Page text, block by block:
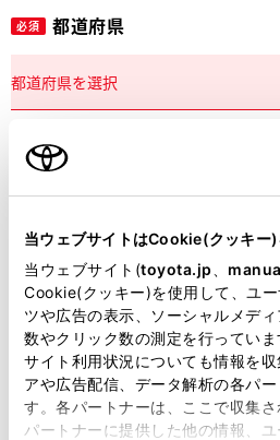
当ウェブサイトはCookie(クッキー)
当ウェブサイト(toyota.jp
Cookie(クッキー)を使用して、ユ
ツや広告の表示、ソーシャルメデ
数やクリック数の測定を行ってい
サイト利用状況についても情報を
アや広告配信、データ解析の各パ
す。各パートナーは、ここで収集
パートナーに提供した他の情報、
必須 都道府県
市区町村名
必須 丁目番地